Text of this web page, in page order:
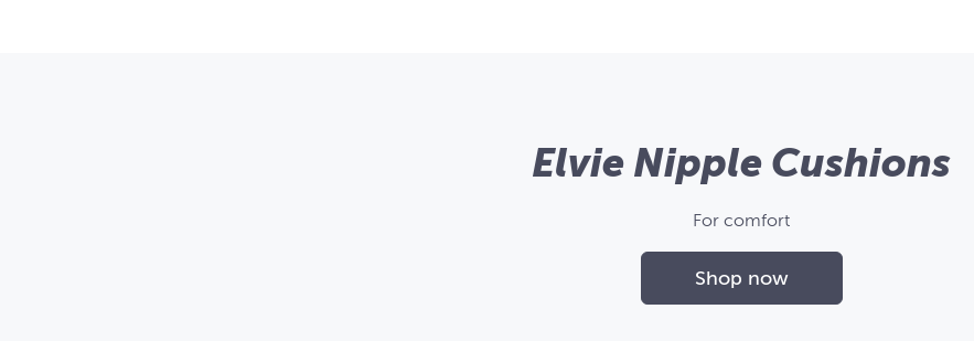
Elvie Nipple Cushions
For comfort
Shop now